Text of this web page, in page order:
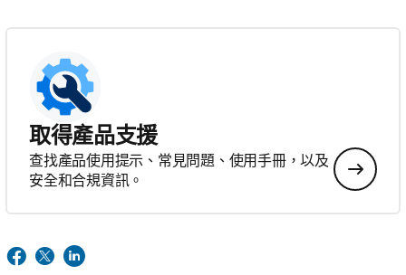
取得產品支援
查找產品使用提示、常見問題、使用手冊，以及
安全和合規資訊。